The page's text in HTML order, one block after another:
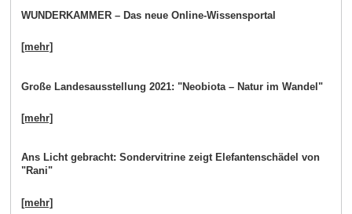
WUNDERKAMMER – Das neue Online-Wissensportal
[mehr]
Große Landesausstellung 2021: "Neobiota – Natur im Wandel"
[mehr]
Ans Licht gebracht: Sondervitrine zeigt Elefantenschädel von
"Rani"
[mehr]